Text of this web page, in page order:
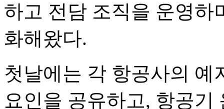
하고 전담 조직을 운영하
화해왔다.
첫날에는 각 항공사의 예
요인을 공유하고, 항공기